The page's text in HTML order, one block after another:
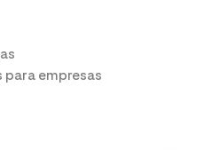
para empresas